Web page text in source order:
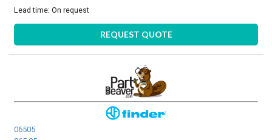
Lead time:On request
REQUEST QUOTE
06505